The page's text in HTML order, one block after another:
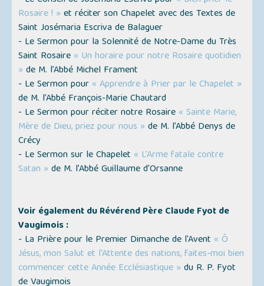
Rosaire ! » et réciter son Chapelet avec des Textes de
Saint Josémaria Escriva de Balaguer
- Le Sermon pour la Solennité de Notre-Dame du Très
Saint Rosaire « Un horaire pour notre Rosaire quotidien
» de M. l’Abbé Michel Frament
- Le Sermon pour « Apprendre à Prier par le Chapelet »
de M. l’Abbé François-Marie Chautard
- Le Sermon pour réciter notre Rosaire « Sainte Marie,
Mère de Dieu, priez pour nous » de M. l’Abbé Denys de
Crécy
- Le Sermon sur le Chapelet « L’Arme fatale contre
Satan » de M. l’Abbé Guillaume d'Orsanne
Voir également du Révérend Père Claude Fyot de
Vaugimois :
- La Prière pour le Premier Dimanche de l'Avent « Ô
Jésus, mon Salut et l'Attente des nations, faites-moi bien
commencer cette Année Ecclésiastique » du R. P. Fyot